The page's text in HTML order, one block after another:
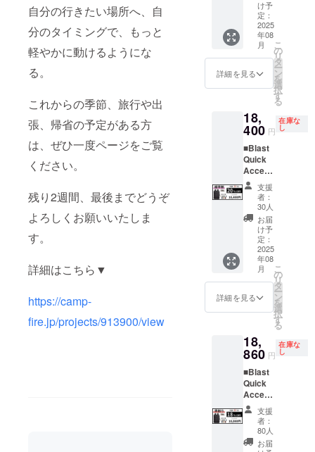
自分の行きたい場所へ、自
分のタイミングで、もっと
軽やかに動けるようにな
る。
これからの季節、旅行や出
張、帰省の予定がある方
は、ぜひ一度ページをご覧
ください。
残り2週間、最後までどうぞ
よろしくお願いいたしま
す。
詳細はこちら▼
https://camp-
fire.jp/projects/913900/view
す。 ※
適格請
求書発
行事業
者登録
あり
が遅れ
る場合
があり
ます。
※皆様の
により
量産効
場合、
正規販
売価格
が販売
予定価
格より
下がる
可能性
もござ
いま
す。 ※
適格請
求書発
行事業
者登録
あり
※デザイ
ン・仕
様は変
更にな
る可能
ざいま
す。ご
い。 ※
ご注文
状況、
使用部
材の供
給状
況、製
造工程
上の都
合等に
より出
荷時期
が遅れ
る場合
※皆様の
ご支援
率が向
上した
場合、
正規販
売価格
が販売
予定価
格より
下がる
可能性
ラー
は、 ア
イボ
リー・
ブラッ
ク・オ
リー
ビー・
オレン
ルドー
から１
つお選
びいた
だけま
す。 一
般販売
予定価
格：
43,000
円が
【25%
10,750
円割引
円でご
支援可
能で
す。 ※
消費税
込み ※
送料込
み ※
28Lのス
タン
予定価
格：
46,000
円が
【25%
OFF】
11,500
円でご
支援可
す。 ※
消費税
込み ※
送料込
み ※こ
ちらは
28L→3
8Lに拡
張でき
るエク
ストラ
バー
ジョン
になり
売予定
価格に
含む合
計金額
に対す
るもの
です。
※デザイ
ン・仕
ラー：
アイボ
リー・
ブラッ
ク・オ
リー
ブ・ア
クア・
オレン
ジ・ボ
ル
ドー・
マリー
ゴール
ドから
１つお
選びい
ただけ
ます。
一般販
売予定
価格：
20,000
円が
【20%
4,000円
16,000
円でご
能で
す。 ※
消費税
込み ※
送料込
み ※
28Lのス
け予
定：
2025
年08
月
詳細を見る
こ
の
リ
タ
ー
ン
を
選
択
す
る
18,
400 円
在庫な
し
■Blast
Quick
Access
Travel
Backpa
38L（拡
張）×１
ラー：
アイボ
リー・
ブラッ
ク・オ
リー
ネイ
ビー・
オレン
ジ・ボ
ルドー
から１
つお選
びいた
だけま
す。 一
支援
者：
30人
お届
け予
定：
2025
年08
月
詳細を見る
こ
の
リ
タ
ー
ン
を
選
択
す
る
18,
860 円
在庫な
し
■Blast
Quick
Access
Travel
Backpa
38L（拡
支援
者：
80人
お届